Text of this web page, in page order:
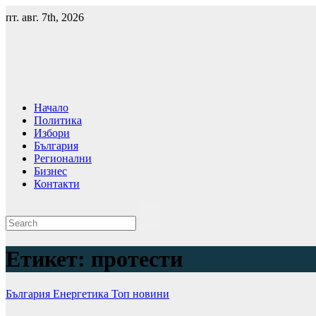
to
пт. авг. 7th, 2026
Начало
Политика
Избори
България
Регионални
Бизнес
Контакти
Етикет: протести
България Енергетика Топ новини